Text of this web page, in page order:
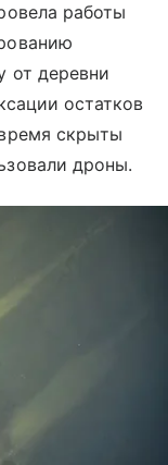
работы
от деревни
остатков
скрыты
дроны.